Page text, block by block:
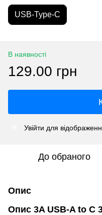
USB-Type-C
В наявності
129.00 грн
Увійти для
До обраного
Опис
Опис 3A USB-A to C